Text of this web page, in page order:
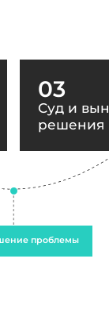
03
Суд и
решения
проблемы